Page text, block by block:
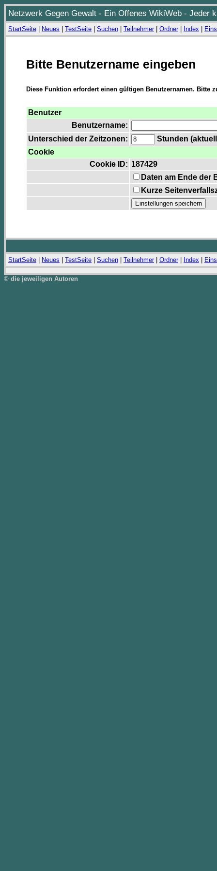
Netzwerk Gegen Gewalt - Ein Offenes WikiWeb - Jeder
StartSeite Neues TestSeite Suchen Teilnehmer| Ordner| Index
Bitte Benutzername eingeben
Diese Funktion erfordert einen gültigen Benutzernamen. Bitte
Benutzer
Benutzername:
Unterschied der Zeitzonen:
Stunden
Cookie
Cookie ID: 187429
Daten am Ende der
Kurze
StartSeite Neues TestSeite Suchen Teilnehmer| Ordner| Index
© die jeweiligen Autoren